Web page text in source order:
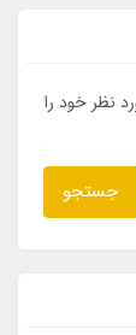
نظر خود را
جستجو